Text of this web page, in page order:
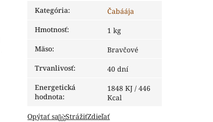
Kategória:
Čabáája
Hmotnosť:
1 kg
Mäso:
Bravčové
Trvanlivosť:
40 dní
Energetická
hodnota:
1848 KJ / 446
Kcal
Opýtať sa
StrážiťZdieľať